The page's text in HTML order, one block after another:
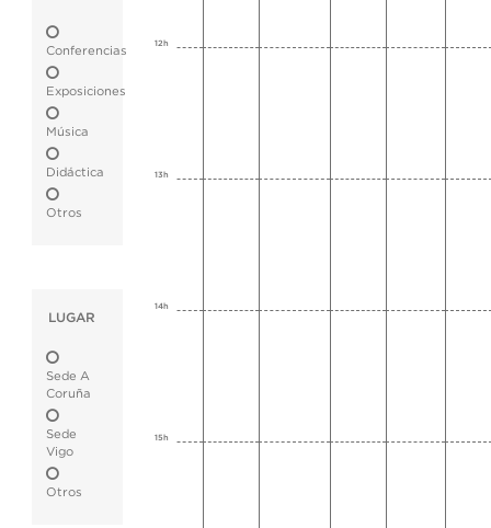
Conferencias
Exposiciones
Música
Didáctica
Otros
LUGAR
Sede A
Coruña
Sede
Vigo
Otros
12h
13h
14h
15h